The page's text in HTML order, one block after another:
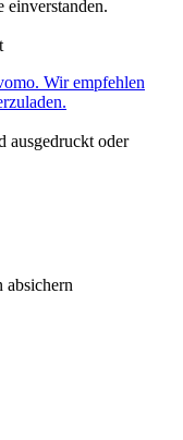
einverstanden.
Wir empfehlen
ausgedruckt oder
absichern